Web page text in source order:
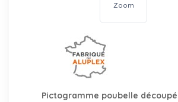
Zoom
Pictogramme poubelle